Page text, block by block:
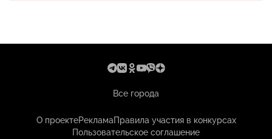
Все города
О проектеРекламаПравила участия в конкурсах
Пользовательское соглашение